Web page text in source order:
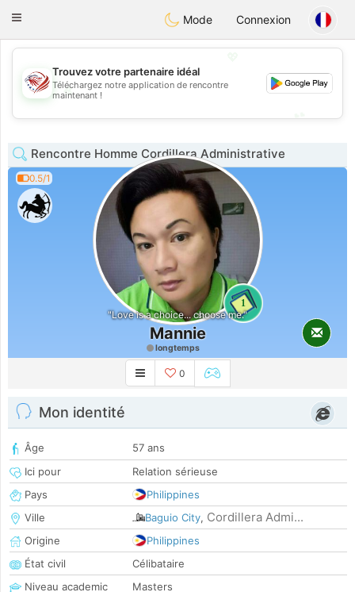
StatesDating
Toggle
Mode Connexion
💖
💕
Trouvez votre partenaire idéal
Téléchargez notre application de rencontre
maintenant !
Rencontre Homme Cordillera Administrative
0.5/1
1
"Love is a choice... choose me."
Mannie
longtemps
0
Mon identité
Âge
57 ans
Ici pour
Relation sérieuse
Pays
Philippines
Ville
Baguio City, Cordillera Admi...
Origine
Philippines
État civil
Célibataire
Niveau academic
Masters